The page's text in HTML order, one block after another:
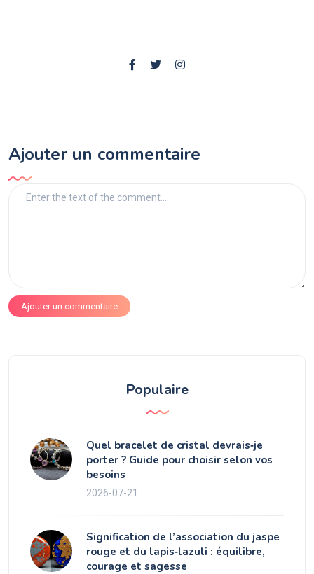
Ajouter un commentaire
Ajouter un commentaire
Populaire
Quel bracelet de cristal devrais‑je
porter ? Guide pour choisir selon vos
besoins
2026-07-21
Signification de l’association du jaspe
rouge et du lapis‑lazuli : équilibre,
courage et sagesse